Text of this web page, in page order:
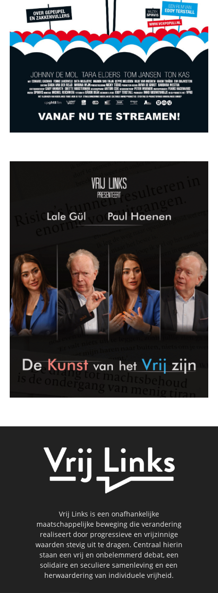
Vrij Links is een onafhankelijke
maatschappelijke beweging die verandering
realiseert door progressieve en vrijzinnige
waarden stevig uit te dragen. Centraal hierin
staan een vrij en onbelemmerd debat, een
solidaire en seculiere samenleving en een
herwaardering van individuele vrijheid.